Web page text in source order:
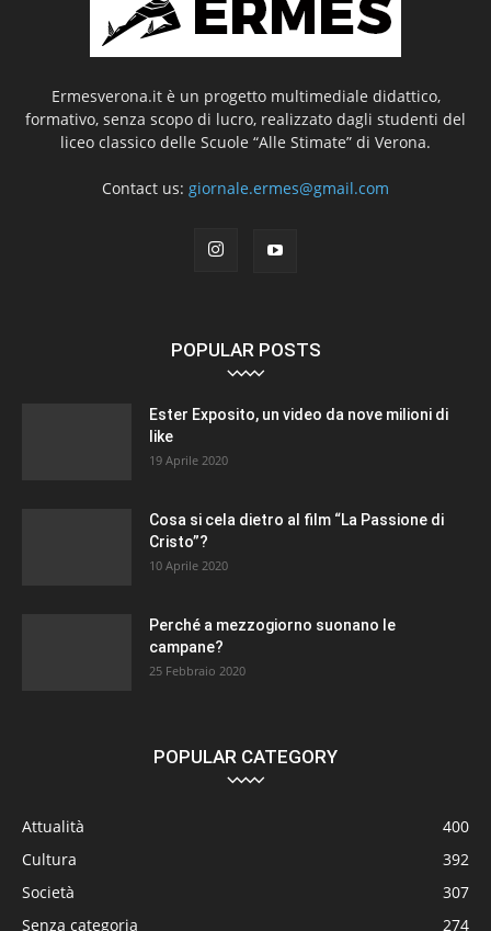
Ermesverona.it è un progetto multimediale didattico,
formativo, senza scopo di lucro, realizzato dagli studenti del
liceo classico delle Scuole “Alle Stimate” di Verona.
Contact us: giornale.ermes@gmail.com
POPULAR POSTS
Ester Exposito, un video da nove milioni di
like
19 Aprile 2020
Cosa si cela dietro al film “La Passione di
Cristo”?
10 Aprile 2020
Perché a mezzogiorno suonano le
campane?
25 Febbraio 2020
POPULAR CATEGORY
Attualità
400
Cultura
392
Società
307
Senza categoria
274